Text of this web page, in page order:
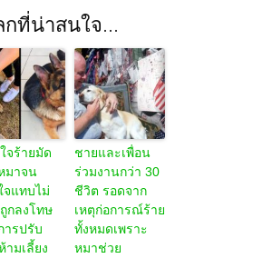
กที่น่าสนใจ...
จร้ายมัด
มาจน
จแทบไม่
กลงโทษ
ารปรับ
ามเลี้ยง
ชายและเพื่อน
ร่วมงานกว่า 30
ชีวิต รอดจาก
เหตุก่อการณ์ร้าย
ทั้งหมดเพราะ
หมาช่วย